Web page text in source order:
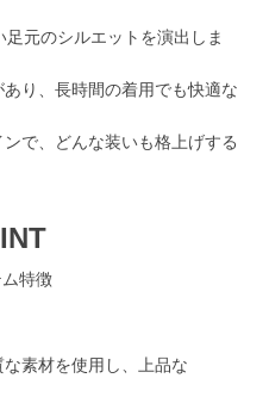
元のシルエットを演出しま
り、長時間の着用でも快適な
で、どんな装いも格上げする
特徴
素材を使用し、上品な